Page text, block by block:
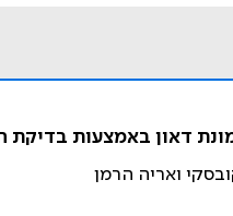
ואריה הרמן